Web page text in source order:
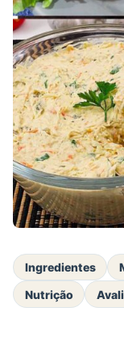
Ingredientes
Nutrição